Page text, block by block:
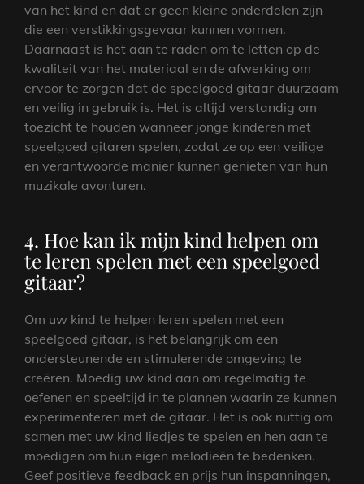
van het kind en dat er geen kleine onderdelen zijn
die een verstikkingsgevaar kunnen vormen.
Daarnaast is het aan te raden om te letten op de
kwaliteit van het materiaal en de afwerking om
ervoor te zorgen dat de speelgoed gitaar duurzaam
en veilig in gebruik is. Het is altijd verstandig om
toezicht te houden wanneer jonge kinderen met
speelgoed gitaren spelen, zodat ze op een veilige
en verantwoorde manier kunnen genieten van hun
muzikale avonturen.
4. Hoe kan ik mijn kind helpen om
te leren spelen met een speelgoed
gitaar?
Om uw kind te helpen leren spelen met een
speelgoed gitaar, is het belangrijk om een
ondersteunende en stimulerende omgeving te
creëren. Moedig uw kind aan om regelmatig te
oefenen en speeltijd in te plannen waarin ze kunnen
experimenteren met de gitaar. Het is ook nuttig om
samen met uw kind liedjes te spelen en hen aan te
moedigen om hun eigen melodieën te bedenken.
Geef positieve feedback en prijs hun inspanningen,